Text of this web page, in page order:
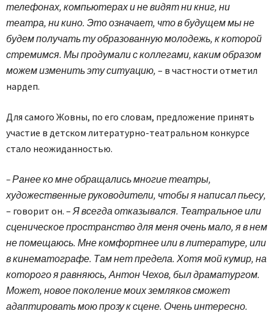
телефонах, компьютерах и не видят ни книг, ни
театра, ни кино. Это означает, что в будущем мы не
будем получать ту образованную молодежь, к которой
стремимся. Мы продумали с коллегами, каким образом
можем изменить эту ситуацию, – в частности отметил
нардеп.
Для самого Жовны, по его словам, предложение принять
участие в детском литературно-театральном конкурсе
стало неожиданностью.
– Ранее ко мне обращались многие театры,
художественные руководители, чтобы я написал пьесу,
– говорит он. –Я всегда отказывался. Театральное или
сценическое пространство для меня очень мало, я в нем
не помещаюсь. Мне комфортнее или в литературе, или
в кинематографе. Там нет предела. Хотя мой кумир, на
которого я равняюсь, Антон Чехов, был драматургом.
Может, новое поколение моих земляков сможет
адаптировать мою прозу к сцене. Очень интересно.